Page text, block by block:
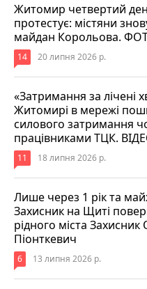
Житомир четвертий
протестує: містяни
майдан Корольова.
14 20 липня 2026 р.
«Затримання за лічені
Житомирі в мережі
силового затримання
працівниками ТЦК.
11 18 липня 2026 р.
Лише через 1 рік та
Захисник на Щиті
рідного міста
Піонткевич
6 13 липня 2026 р.